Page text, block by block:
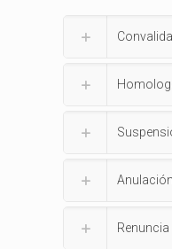
Renuncia